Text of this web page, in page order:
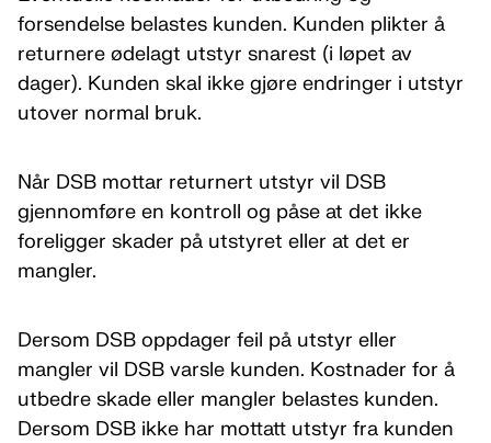
forsendelse belastes kunden. Kunden plikter å
returnere ødelagt utstyr snarest (i løpet av
dager). Kunden skal ikke gjøre endringer i utstyr
utover normal bruk.
Når DSB mottar returnert utstyr vil DSB
gjennomføre en kontroll og påse at det ikke
foreligger skader på utstyret eller at det er
mangler.
Dersom DSB oppdager feil på utstyr eller
mangler vil DSB varsle kunden. Kostnader for å
utbedre skade eller mangler belastes kunden.
Dersom DSB ikke har mottatt utstyr fra kunden